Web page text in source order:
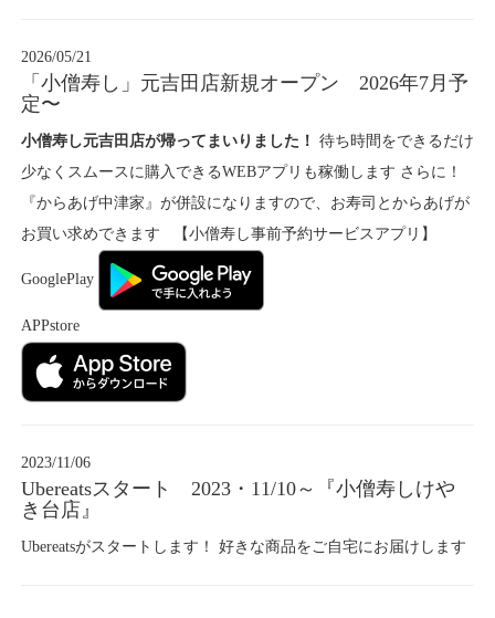
2026/05/21
「小僧寿し」元吉田店新規オープン 2026年7月予
定〜
小僧寿し元吉田店が帰ってまいりました！ 待ち時間をできるだけ
少なくスムースに購入できるWEBアプリも稼働します さらに！
『からあげ中津家』が併設になりますので、お寿司とからあげが
お買い求めできます 【小僧寿し事前予約サービスアプリ】
GooglePlay
APPstore
2023/11/06
Ubereatsスタート 2023・11/10～『小僧寿しけや
き台店』
Ubereatsがスタートします！ 好きな商品をご自宅にお届けします